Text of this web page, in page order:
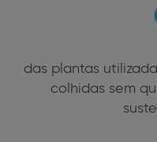
das plantas
colhidas sem